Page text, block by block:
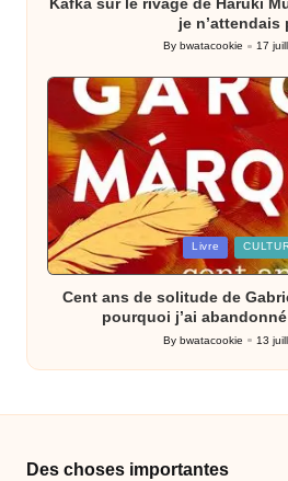
je n’attendais
Posted
By bwatacookie 17
Posted
in
Livre
Cent ans de solitude de
pourquoi j’ai
Posted
by
By bwatacookie 13
Des choses importantes